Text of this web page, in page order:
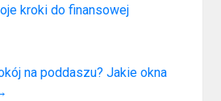
kroki do finansowej
na poddaszu? Jakie okna